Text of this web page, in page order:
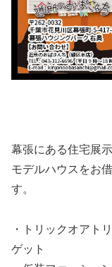
幕張にある住宅展
モデルハウスをお
す。
・トリックオアト
ゲット